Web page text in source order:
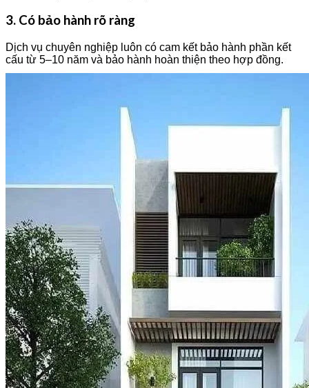
3. Có bảo hành rõ ràng
Dịch vụ chuyên nghiệp luôn có cam kết bảo hành phần kết
cấu từ 5–10 năm và bảo hành hoàn thiện theo hợp đồng.